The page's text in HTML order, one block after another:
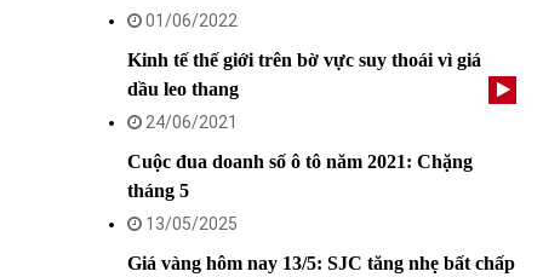
01/06/2022
Kinh tế thế giới trên bờ vực suy thoái vì giá
dầu leo thang
24/06/2021
Cuộc đua doanh số ô tô năm 2021: Chặng
tháng 5
13/05/2025
Giá vàng hôm nay 13/5: SJC tăng nhẹ bất chấp